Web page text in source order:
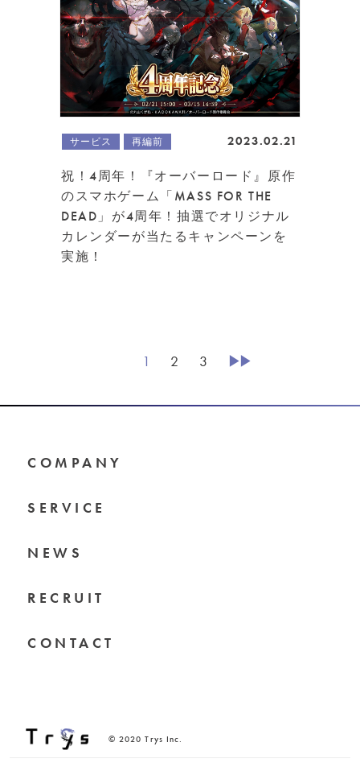
サービス 再編前 2023.02.21
祝！4周年！『オーバーロード』原作
のスマホゲーム「MASS FOR THE
DEAD」が4周年！抽選でオリジナル
カレンダーが当たるキャンペーンを
実施！
1 2 3 ▶︎▶︎
COMPANY
SERVICE
NEWS
RECRUIT
CONTACT
© 2020 Trys Inc.